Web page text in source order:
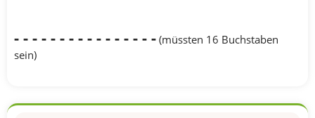
- - - - - - - - - - - - - - - - (müssten 16 Buchstaben
sein)